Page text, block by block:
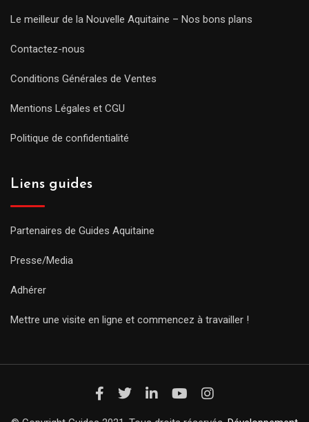
Le meilleur de la Nouvelle Aquitaine – Nos bons plans
Contactez-nous
Conditions Générales de Ventes
Mentions Légales et CGU
Politique de confidentialité
Liens guides
Partenaires de Guides Aquitaine
Presse/Media
Adhérer
Mettre une visite en ligne et commencez à travailler !